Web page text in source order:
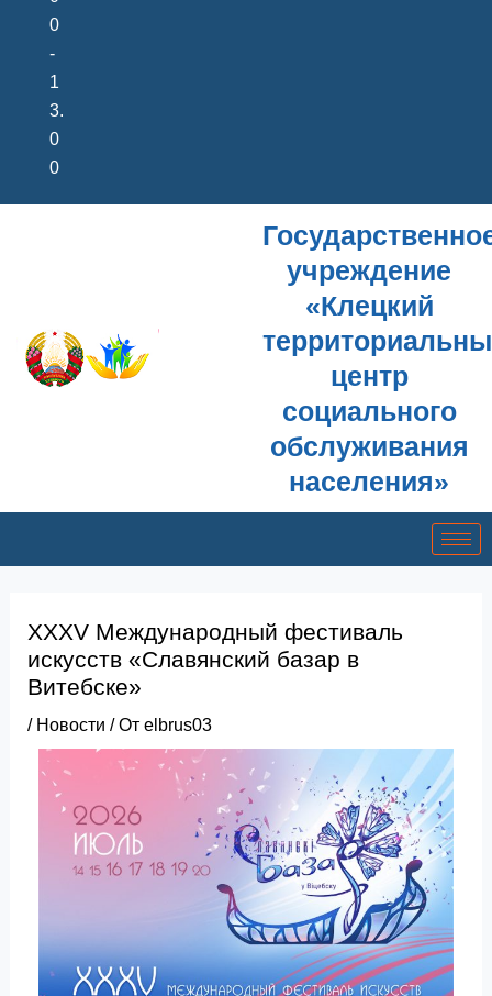
0
-
1
3.
0
0
учреждение
«Клецкий
центр
социального
обслуживания
населения»
XXXV Международный фестиваль
искусств «Славянский базар в
Витебске»
/ Новости / От elbrus03